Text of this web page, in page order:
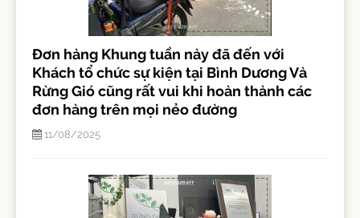
Đơn hàng Khung tuần này đã đến với
Khách tổ chức sự kiện tại Bình Dương Và
Rừng Gió cũng rất vui khi hoàn thành các
đơn hàng trên mọi nẻo đường
11/08/2025